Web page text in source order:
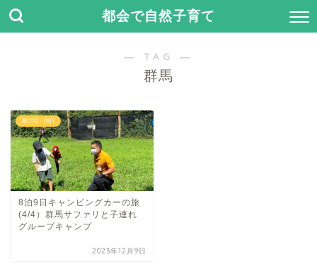
都会で自然子育て
― TAG ―
群馬
遊び場・旅行
8泊9日キャンピングカーの旅
(4/4）群馬サファリと子連れ
グループキャンプ
2023年12月9日